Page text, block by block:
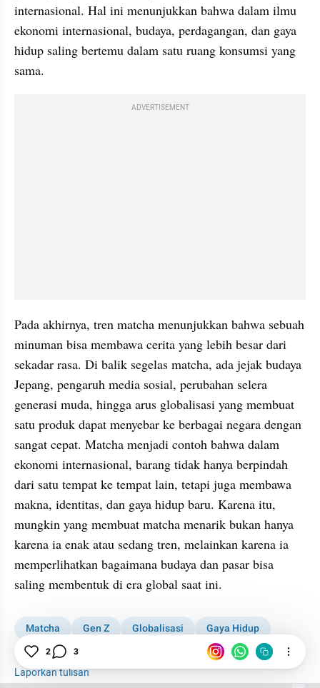
internasional. Hal ini menunjukkan bahwa dalam ilmu
ekonomi internasional, budaya, perdagangan, dan gaya
hidup saling bertemu dalam satu ruang konsumsi yang
sama.
ADVERTISEMENT
Pada akhirnya, tren matcha menunjukkan bahwa sebuah
minuman bisa membawa cerita yang lebih besar dari
sekadar rasa. Di balik segelas matcha, ada jejak budaya
Jepang, pengaruh media sosial, perubahan selera
generasi muda, hingga arus globalisasi yang membuat
satu produk dapat menyebar ke berbagai negara dengan
sangat cepat. Matcha menjadi contoh bahwa dalam
ekonomi internasional, barang tidak hanya berpindah
dari satu tempat ke tempat lain, tetapi juga membawa
makna, identitas, dan gaya hidup baru. Karena itu,
mungkin yang membuat matcha menarik bukan hanya
karena ia enak atau sedang tren, melainkan karena ia
memperlihatkan bagaimana budaya dan pasar bisa
saling membentuk di era global saat ini.
Matcha Gen Z Globalisasi
Gaya Hidup
Media Sosial
Laporkan tulisan
2 3